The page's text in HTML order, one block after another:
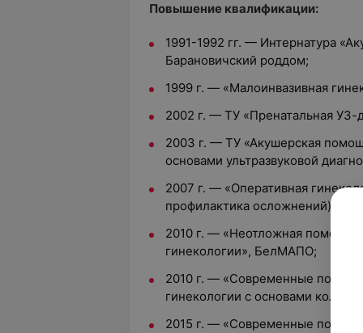
Повышение квалификации:
1991-1992 гг. — Интернатура
Барановичский роддом;
1999 г. — «Малоинвазивная
2002 г. — ТУ «Пренатальная
2003 г. — ТУ «Акушерская
основами ультразвуковой
2007 г. — «Оперативная
профилактика осложнений)»,
2010 г. — «Неотложная помощь
гинекологии», БелМАПО;
2010 г. — «Современные
гинекологии с основами
2015 г. — «Современные